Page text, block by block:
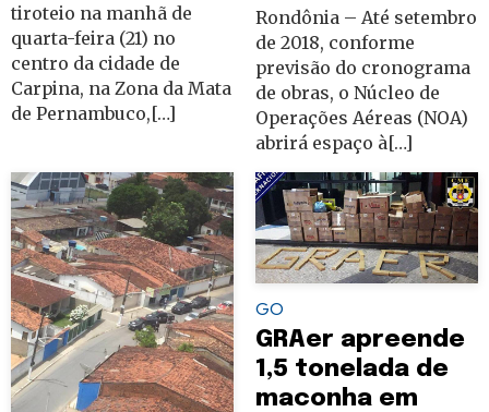
tiroteio na manhã de
quarta-feira (21) no
centro da cidade de
Carpina, na Zona da Mata
de Pernambuco,[…]
Rondônia – Até setembro
de 2018, conforme
previsão do cronograma
de obras, o Núcleo de
Operações Aéreas (NOA)
abrirá espaço à[…]
GO
GRAer apreende
1,5 tonelada de
maconha em